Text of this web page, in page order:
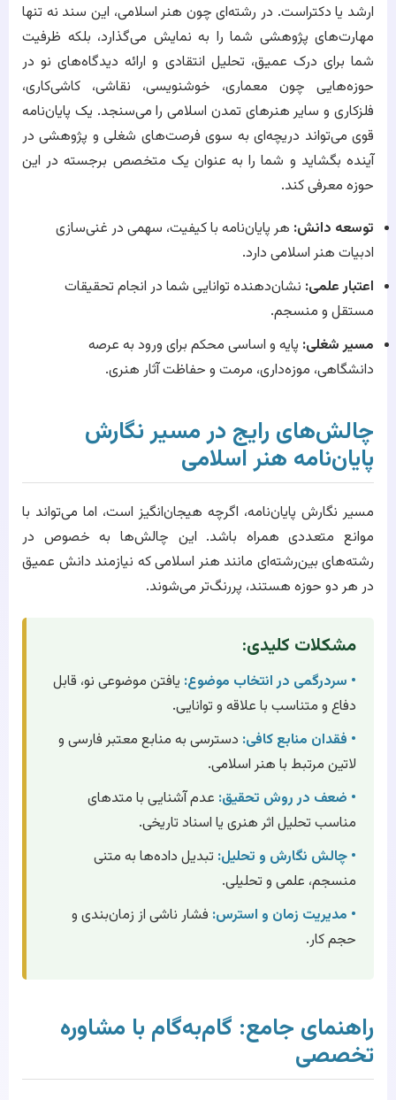
ارشد یا دکتراست. در رشته‌ای چون هنر اسلامی، این سند نه تنها
مهارت‌های پژوهشی شما را به نمایش می‌گذارد، بلکه ظرفیت
شما برای درک عمیق، تحلیل انتقادی و ارائه دیدگاه‌های نو در
حوزه‌هایی چون معماری، خوشنویسی، نقاشی، کاشی‌کاری،
فلزکاری و سایر هنرهای تمدن اسلامی را می‌سنجد. یک پایان‌نامه
قوی می‌تواند دریچه‌ای به سوی فرصت‌های شغلی و پژوهشی در
آینده بگشاید و شما را به عنوان یک متخصص برجسته در این
حوزه معرفی کند.
توسعه دانش: هر پایان‌نامه با کیفیت، سهمی در غنی‌سازی
ادبیات هنر اسلامی دارد.
اعتبار علمی: نشان‌دهنده توانایی شما در انجام تحقیقات
مستقل و منسجم.
مسیر شغلی: پایه و اساسی محکم برای ورود به عرصه
دانشگاهی، موزه‌داری، مرمت و حفاظت آثار هنری.
چالش‌های رایج در مسیر نگارش
پایان‌نامه هنر اسلامی
مسیر نگارش پایان‌نامه، اگرچه هیجان‌انگیز است، اما می‌تواند با
موانع متعددی همراه باشد. این چالش‌ها به خصوص در
رشته‌های بین‌رشته‌ای مانند هنر اسلامی که نیازمند دانش عمیق
در هر دو حوزه هستند، پررنگ‌تر می‌شوند.
مشکلات کلیدی:
• سردرگمی در انتخاب موضوع: یافتن موضوعی نو، قابل
دفاع و متناسب با علاقه و توانایی.
• فقدان منابع کافی: دسترسی به منابع معتبر فارسی و
لاتین مرتبط با هنر اسلامی.
• ضعف در روش تحقیق: عدم آشنایی با متدهای
مناسب تحلیل اثر هنری یا اسناد تاریخی.
• چالش نگارش و تحلیل: تبدیل داده‌ها به متنی
منسجم، علمی و تحلیلی.
• مدیریت زمان و استرس: فشار ناشی از زمان‌بندی و
حجم کار.
راهنمای جامع: گام‌به‌گام با مشاوره
تخصصی